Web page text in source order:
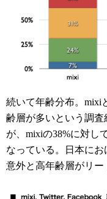
続いて年齢分布。mixi
齢層が多いという調
が、mixiの38%に対し
なっている。日本に
意外と高年齢層がリー